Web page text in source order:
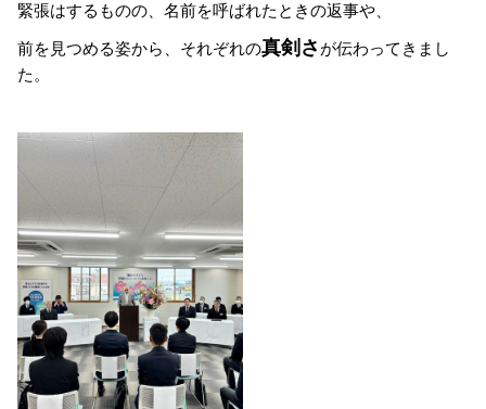
緊張はするものの、名前を呼ばれたときの返事や、
前を見つめる姿から、それぞれの真剣さ が伝わってきまし
た。